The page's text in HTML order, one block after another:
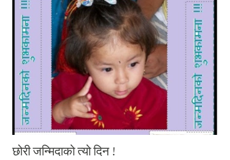
खेदिरहन्छ । कतिले प्रवेशिकामा ग्यारेन्टी पास गराउन सक्ने स्तरको ट्युशन सेवा दिन
सक्ने आफ्ना आकर्षक विज्ञापनहरुले खास ब्यवसाय पनि गरे होलान । कोहीले भातका
ब्यापार गरे सायद त कतिले रातका पनि ब्यापार ! यिनै तीता यथार्थहरुका बिचबाट
यसपालीको प्रवेशिका पनि शुरु भैसक्यो । तथापि म्याग्दीमा प्रवेशिका परीक्षा
सञ्चालनमा प्रयोग हुदैँ आ...
छोरी जन्मिदाको त्यो दिन !